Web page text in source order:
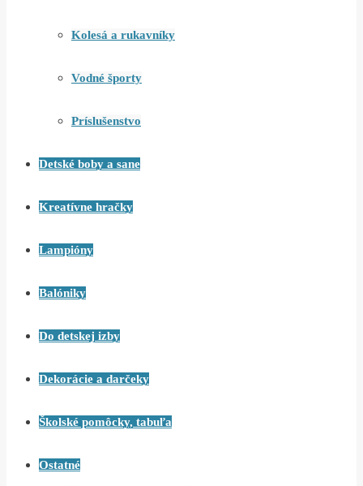
Kolesá a rukavníky
Vodné športy
Príslušenstvo
Detské boby a sane
Kreatívne hračky
Lampióny
Balóniky
Do detskej izby
Dekorácie a darčeky
Školské pomôcky, tabuľa
Ostatné